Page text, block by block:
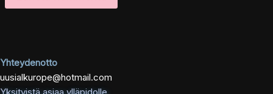
Yhteydenotto
uusialkurope@hotmail.com